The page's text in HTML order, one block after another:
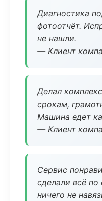
Диагностика
фотоотчёт.
не нашли.
— Клиент
Делал
срокам,
Машина едет
— Клиент
Сервис
сделали всё по
ничего не